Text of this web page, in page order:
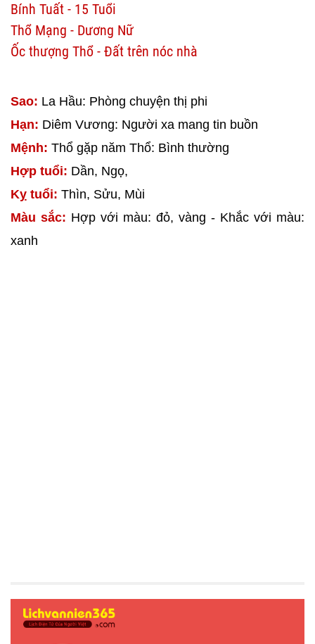
Bính Tuất - 15 Tuổi
Thổ Mạng - Dương Nữ
Ốc thượng Thổ - Đất trên nóc nhà
Sao: La Hầu: Phòng chuyện thị phi
Hạn: Diêm Vương: Người xa mang tin buồn
Mệnh: Thổ gặp năm Thổ: Bình thường
Hợp tuổi: Dần, Ngọ,
Kỵ tuổi: Thìn, Sửu, Mùi
Màu sắc: Hợp với màu: đỏ, vàng - Khắc với màu:
xanh